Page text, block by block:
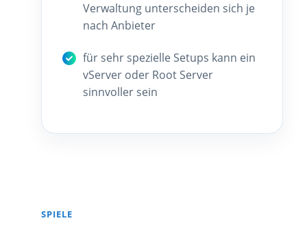
Verwaltung unterscheiden sich je
nach Anbieter
für sehr spezielle Setups kann ein
vServer oder Root Server
sinnvoller sein
SPIELE